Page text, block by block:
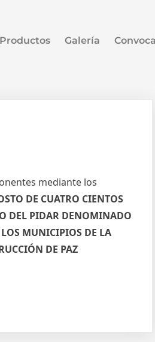
Productos Galería
mediante los
DE CUATRO CIENTOS
DEL PIDAR DENOMINADO
MUNICIPIOS DE LA
DE PAZ